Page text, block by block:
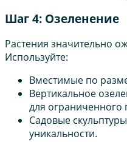
Шаг 4: Озеленение
Растения значительно
Используйте:
Вместимые по
Вертикальное
для ограниченного
Садовые
уникальности.